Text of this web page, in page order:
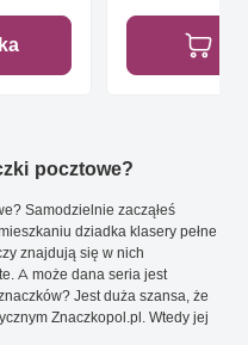
pocztowe?
Samodzielnie zacząłeś
dziadka klasery pełne
znajdują się w nich
A może dana seria jest
Jest duża szansa, że
Znaczkopol.pl. Wtedy jej